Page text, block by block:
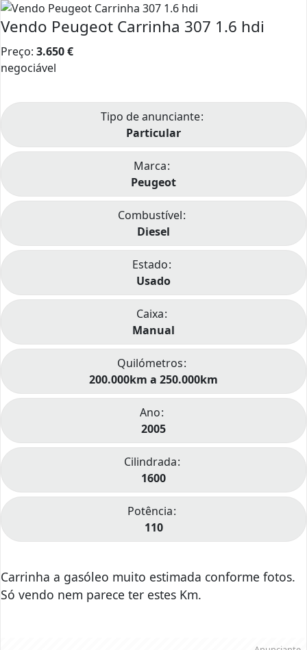
Vendo Peugeot Carrinha 307 1.6 hdi
Preço: 3.650€
negociável
Tipo de anunciante
Particular
Marca
Peugeot
Combustível
Diesel
Estado
Usado
Caixa
Manual
Quilómetros
200.000km a 250.000km
Ano
2005
Cilindrada
1600
Potência
110
Carrinha a gasóleo muito estimada conforme fotos.
Só vendo nem parece ter estes Km.